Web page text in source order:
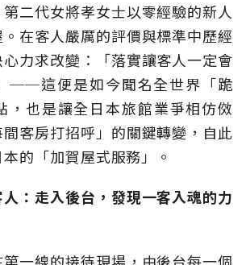
二代女將孝女士以零經驗的新人
在客人嚴厲的評價與標準中歷經
力求改變：「落實讓客人一定會
──這便是如今聞名全世界「跪
，也是讓全日本旅館業爭相仿傚
間客房打招呼」的關鍵轉變，自此
的「加賀屋式服務」。
：走入後台，發現一客入魂的力